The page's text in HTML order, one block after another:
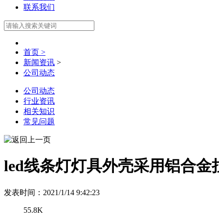
联系我们
首页 >
新闻资讯 >
公司动态
公司动态
行业资讯
相关知识
常见问题
led线条灯灯具外壳采用铝合金
发表时间：2021/1/14 9:42:23
55.8K